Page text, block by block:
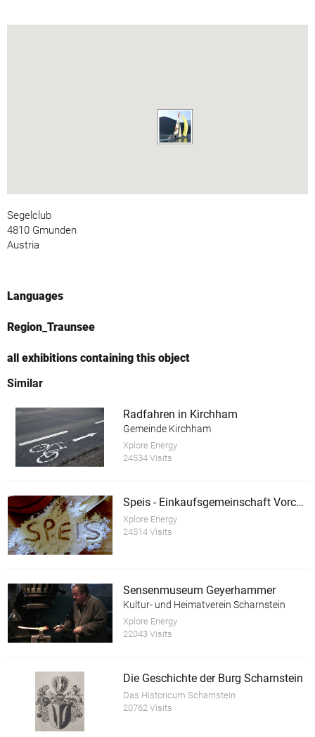
Segelclub
4810 Gmunden
Austria
Languages
Region_Traunsee
all exhibitions containing this object
Similar
Radfahren in Kirchham
Gemeinde Kirchham
Xplore Energy
24534 Visits
Speis - Einkaufsgemeinschaft Vorchdorf
Xplore Energy
24514 Visits
Sensenmuseum Geyerhammer
Kultur- und Heimatverein Scharnstein
Xplore Energy
22043 Visits
Die Geschichte der Burg Scharnstein
Das Historicum Scharnstein
20762 Visits